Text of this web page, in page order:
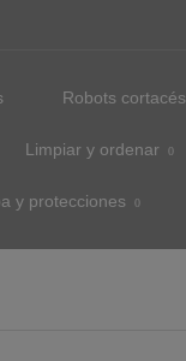
Robots
Limpiar y ordenar
y protecciones